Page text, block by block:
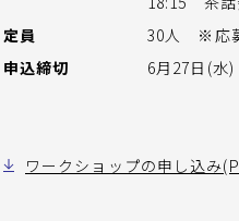
定員
30人 ※応
申込締切
6月27日(水)
ワークショップの申し込み